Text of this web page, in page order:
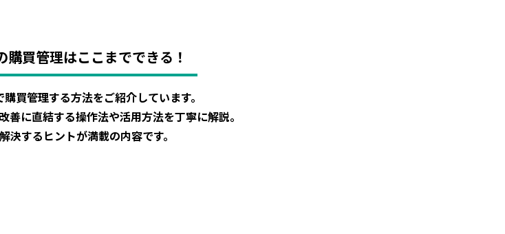
購買管理はここまでできる！
買管理する方法をご紹介しています。
善に直結する操作法や活用方法を丁寧に解説。
決するヒントが満載の内容です。